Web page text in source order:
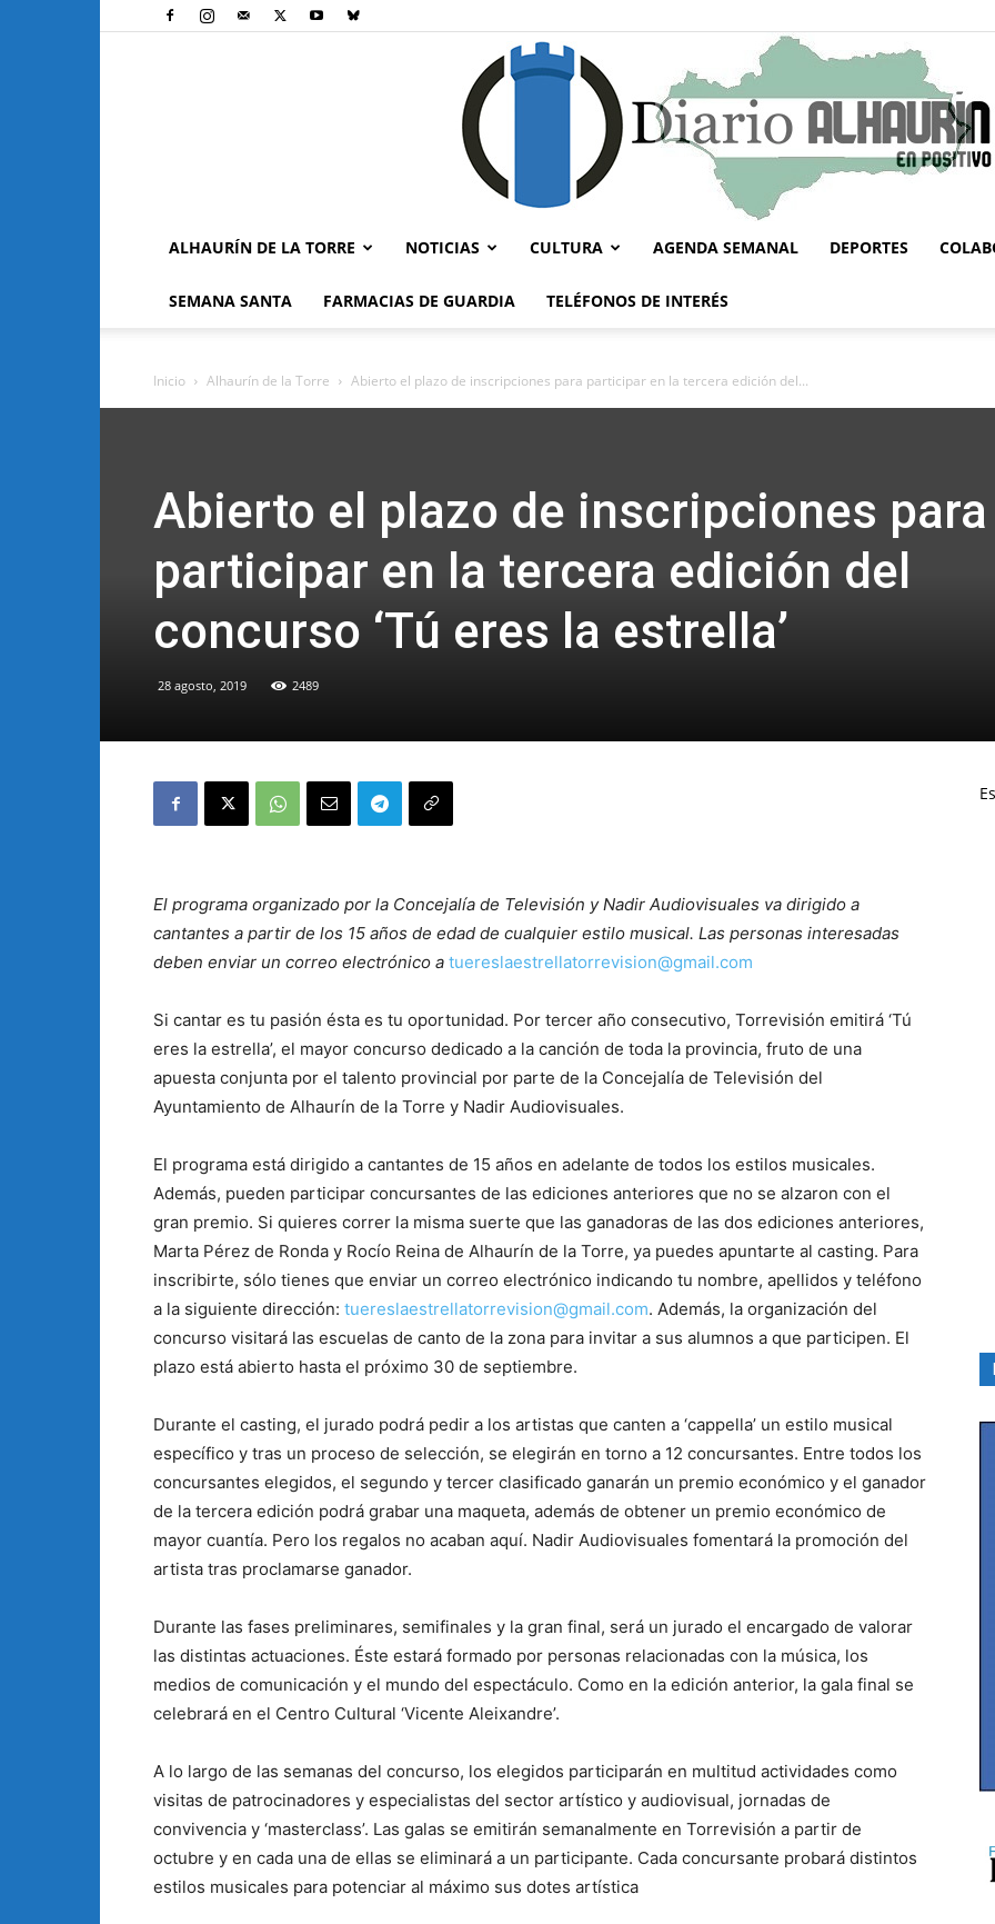
ALHAURÍN DE LA TORRE NOTICIAS CULTURA AGENDA SEMANAL DEPORTES
SEMANA SANTA FARMACIAS DE GUARDIA TELÉFONOS DE INTERÉS
Inicio Alhaurín de la Torre Abierto el plazo de inscripciones para participar en la tercera edición del...
Abierto el plazo de inscripciones para
participar en la tercera edición del
concurso ‘Tú eres la estrella’
28 agosto, 2019 2489
El programa organizado por la Concejalía de Televisión y Nadir Audiovisuales va dirigido a
cantantes a partir de los 15 años de edad de cualquier estilo musical. Las personas interesadas
deben enviar un correo electrónico a tuereslaestrellatorrevision@gmail.com
Si cantar es tu pasión ésta es tu oportunidad. Por tercer año consecutivo, Torrevisión emitirá ‘Tú
eres la estrella’, el mayor concurso dedicado a la canción de toda la provincia, fruto de una
apuesta conjunta por el talento provincial por parte de la Concejalía de Televisión del
Ayuntamiento de Alhaurín de la Torre y Nadir Audiovisuales.
El programa está dirigido a cantantes de 15 años en adelante de todos los estilos musicales.
Además, pueden participar concursantes de las ediciones anteriores que no se alzaron con el
gran premio. Si quieres correr la misma suerte que las ganadoras de las dos ediciones anteriores,
Marta Pérez de Ronda y Rocío Reina de Alhaurín de la Torre, ya puedes apuntarte al casting. Para
inscribirte, sólo tienes que enviar un correo electrónico indicando tu nombre, apellidos y teléfono
a la siguiente dirección: tuereslaestrellatorrevision@gmail.com. Además, la organización del
concurso visitará las escuelas de canto de la zona para invitar a sus alumnos a que participen. El
plazo está abierto hasta el próximo 30 de septiembre.
Durante el casting, el jurado podrá pedir a los artistas que canten a ‘cappella’ un estilo musical
específico y tras un proceso de selección, se elegirán en torno a 12 concursantes. Entre todos los
concursantes elegidos, el segundo y tercer clasificado ganarán un premio económico y el ganador
de la tercera edición podrá grabar una maqueta, además de obtener un premio económico de
mayor cuantía. Pero los regalos no acaban aquí. Nadir Audiovisuales fomentará la promoción del
artista tras proclamarse ganador.
Durante las fases preliminares, semifinales y la gran final, será un jurado el encargado de valorar
las distintas actuaciones. Éste estará formado por personas relacionadas con la música, los
medios de comunicación y el mundo del espectáculo. Como en la edición anterior, la gala final se
celebrará en el Centro Cultural ‘Vicente Aleixandre’.
A lo largo de las semanas del concurso, los elegidos participarán en multitud actividades como
visitas de patrocinadores y especialistas del sector artístico y audiovisual, jornadas de
convivencia y ‘masterclass’. Las galas se emitirán semanalmente en Torrevisión a partir de
octubre y en cada una de ellas se eliminará a un participante. Cada concursante probará distintos
estilos musicales para potenciar al máximo sus dotes artística